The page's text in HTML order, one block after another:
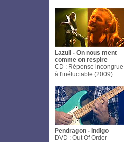
Lazuli - On nous ment
comme on respire
CD : Réponse incongrue
à l'inéluctable (2009)
Pendragon - Indigo
DVD : Out Of Order